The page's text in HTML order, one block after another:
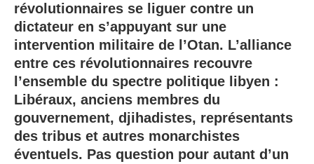
révolutionnaires se liguer contre un
dictateur en s’appuyant sur une
intervention militaire de l’Otan. L’alliance
entre ces révolutionnaires recouvre
l’ensemble du spectre politique libyen :
Libéraux, anciens membres du
gouvernement, djihadistes, représentants
des tribus et autres monarchistes
éventuels. Pas question pour autant d’un